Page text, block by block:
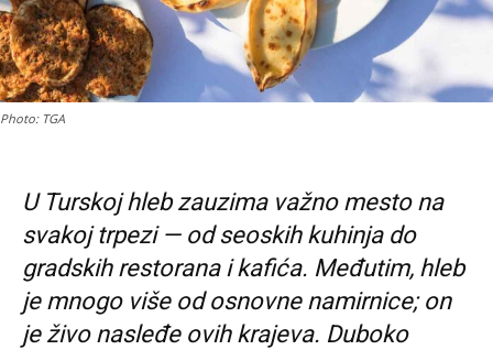
Photo: TGA
U Turskoj hleb zauzima važno mesto na
svakoj trpezi — od seoskih kuhinja do
gradskih restorana i kafića. Međutim, hleb
je mnogo više od osnovne namirnice; on
je živo nasleđe ovih krajeva. Duboko